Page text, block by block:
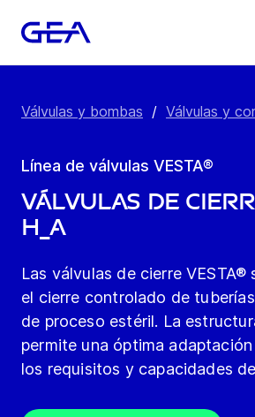
Válvulas y bombas / Válvulas y
Línea de válvulas VESTA®
Válvulas de cierre
H_A
Las válvulas de cierre VESTA®
el cierre controlado de
de proceso estéril. La
permite una óptima
los requisitos y capacidades